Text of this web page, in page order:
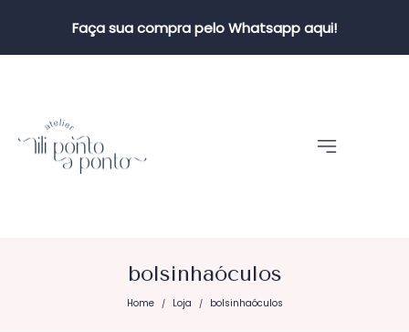
Faça sua compra pelo Whatsapp aqui!
bolsinhaóculos
Home / Loja / bolsinhaóculos